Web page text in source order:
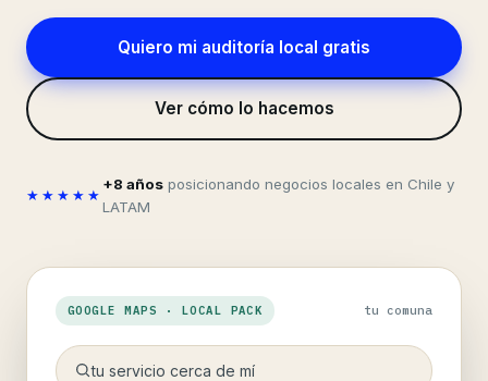
Quiero mi auditoría local gratis
Ver cómo lo hacemos
★★★★★
+8 años posicionando negocios locales en Chile y
LATAM
GOOGLE MAPS · LOCAL PACK tu comuna
tu servicio cerca de mí